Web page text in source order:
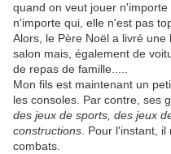
quand on veut jouer
n'importe qui, elle n'est pas top
Alors, le Père Noël a livré une
salon mais, également de
de repas de famille.....
Mon fils est maintenant un
les consoles. Par contre, ses
des jeux de sports, des jeux
constructions . Pour l'instant,
combats.